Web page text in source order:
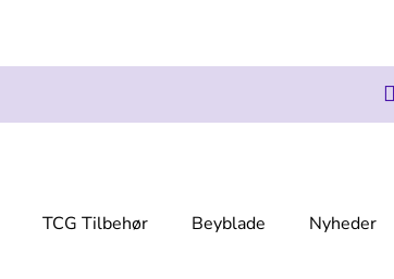
TCG Tilbehør Beyblade Nyheder